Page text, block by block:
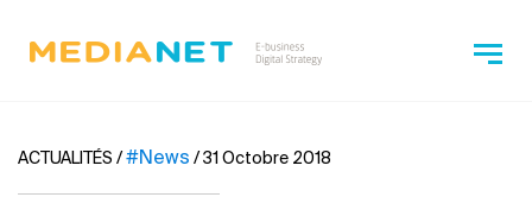
ACTUALITÉS /#News /31 Octobre 2018